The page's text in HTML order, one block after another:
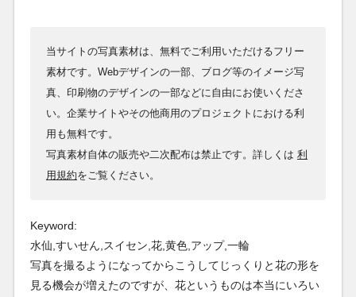
当サイトの写真素材は、無料でご利用いただけるフリー
素材です。Webデザインの一部、ブログ等のイメージ写
真、印刷物のデザインの一部などに自由にお使いくださ
い。企業サイトやその他商用のプロジェクトにおける利
用も無料です。
写真素材自体の販売や二次配布は禁止です。詳しくは 利
用規約をご覧ください。
Keyword:
水仙,すいせん,スイセン,花,黄色,アップ,一輪
写真を撮るようになってからこうしてじっくりと花の形を
見る機会が増えたのですが、花というものは本当にいろい